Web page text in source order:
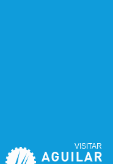
VISITAR